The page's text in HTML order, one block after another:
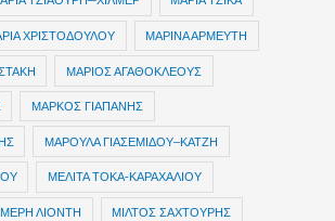
ΧΡΙΣΤΟΔΟΥΛΟΥ ΜΑΡΙΝΑ ΑΡΜΕΥΤΗ
ΜΑΡΙΟΣ ΑΓΑΘΟΚΛΕΟΥΣ
ΜΑΡΚΟΣ ΓΙΑΠΑΝΗΣ
ΜΑΡΟΥΛΑ ΓΙΑΣΕΜΙΔΟΥ–ΚΑΤΖΗ
ΜΕΛΙΤΑ ΤΟΚΑ-ΚΑΡΑΧΑΛΙΟΥ
ΜΕΡΗ ΛΙΟΝΤΗ ΜΙΛΤΟΣ ΣΑΧΤΟΥΡΗΣ